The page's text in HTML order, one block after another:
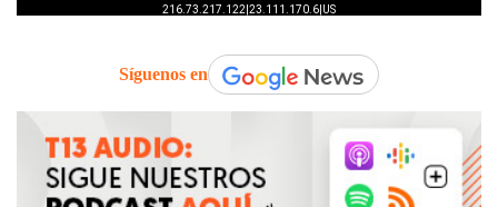
Síguenos en